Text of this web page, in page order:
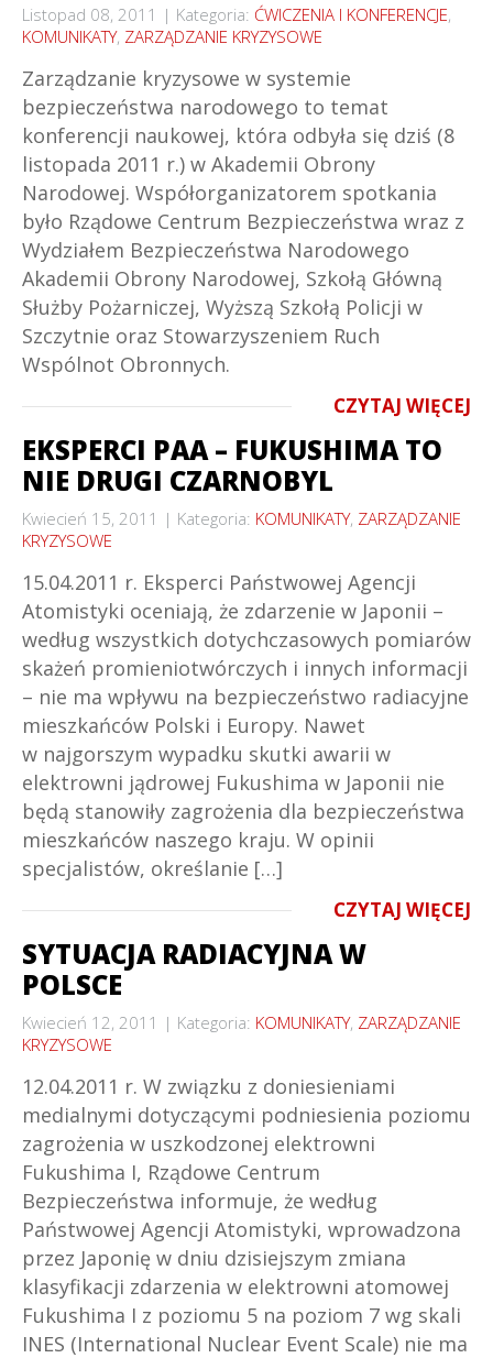
Listopad 08, 2011 Kategoria: ĆWICZENIA I KONFERENCJE,
KOMUNIKATY, ZARZĄDZANIE KRYZYSOWE
Zarządzanie kryzysowe w systemie
bezpieczeństwa narodowego to temat
konferencji naukowej, która odbyła się dziś (8
listopada 2011 r.) w Akademii Obrony
Narodowej. Współorganizatorem spotkania
było Rządowe Centrum Bezpieczeństwa wraz z
Wydziałem Bezpieczeństwa Narodowego
Akademii Obrony Narodowej, Szkołą Główną
Służby Pożarniczej, Wyższą Szkołą Policji w
Szczytnie oraz Stowarzyszeniem Ruch
Wspólnot Obronnych.
CZYTAJ WIĘCEJ
EKSPERCI PAA – FUKUSHIMA TO
NIE DRUGI CZARNOBYL
Kwiecień 15, 2011 Kategoria: KOMUNIKATY, ZARZĄDZANIE
KRYZYSOWE
15.04.2011 r. Eksperci Państwowej Agencji
Atomistyki oceniają, że zdarzenie w Japonii –
według wszystkich dotychczasowych pomiarów
skażeń promieniotwórczych i innych informacji
– nie ma wpływu na bezpieczeństwo radiacyjne
mieszkańców Polski i Europy. Nawet
w najgorszym wypadku skutki awarii w
elektrowni jądrowej Fukushima w Japonii nie
będą stanowiły zagrożenia dla bezpieczeństwa
mieszkańców naszego kraju. W opinii
specjalistów, określanie […]
CZYTAJ WIĘCEJ
SYTUACJA RADIACYJNA W
POLSCE
Kwiecień 12, 2011 Kategoria: KOMUNIKATY, ZARZĄDZANIE
KRYZYSOWE
12.04.2011 r. W związku z doniesieniami
medialnymi dotyczącymi podniesienia poziomu
zagrożenia w uszkodzonej elektrowni
Fukushima I, Rządowe Centrum
Bezpieczeństwa informuje, że według
Państwowej Agencji Atomistyki, wprowadzona
przez Japonię w dniu dzisiejszym zmiana
klasyfikacji zdarzenia w elektrowni atomowej
Fukushima I z poziomu 5 na poziom 7 wg skali
INES (International Nuclear Event Scale) nie ma